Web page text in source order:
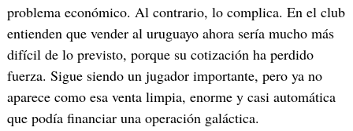
problema económico. Al contrario, lo complica. En el club
entienden que vender al uruguayo ahora sería mucho más
difícil de lo previsto, porque su cotización ha perdido
fuerza. Sigue siendo un jugador importante, pero ya no
aparece como esa venta limpia, enorme y casi automática
que podía financiar una operación galáctica.